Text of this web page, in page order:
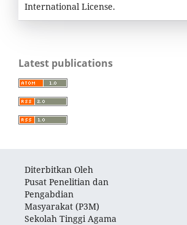
International License.
Latest publications
Diterbitkan Oleh
Pusat Penelitian dan
Pengabdian
Masyarakat (P3M)
Sekolah Tinggi Agama